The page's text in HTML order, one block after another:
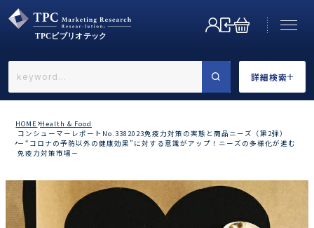
詳細検索
←戻る
業界で選ぶ
HOME Health & Food
コンシューマーレポートNo.3382023免疫力対策の実態と商品ニーズ（第2弾）
－“コロナの予防以外の健康効果”に対する意識がアップ！ニーズの多様化が進む
免疫力対策市場－